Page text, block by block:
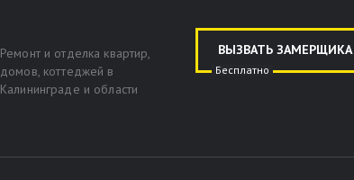
Ремонт и отделка квартир,
домов, коттеджей в
Калининграде и области
ВЫЗВАТЬ ЗАМЕРЩИКА